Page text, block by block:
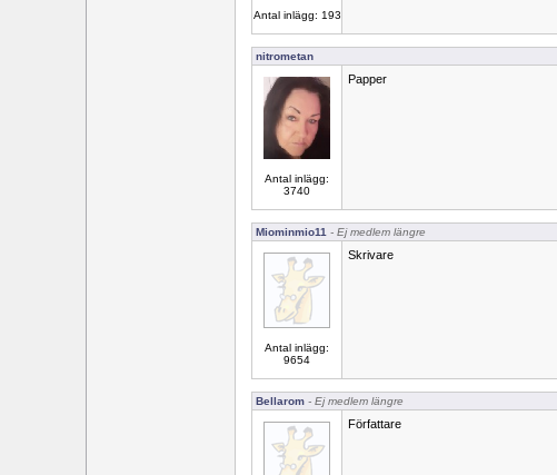
Antal inlägg: 193
nitrometan
Antal inlägg:
3740
Papper
Miominmio11 - Ej medlem längre
Antal inlägg:
9654
Skrivare
Bellarom - Ej medlem längre
Författare